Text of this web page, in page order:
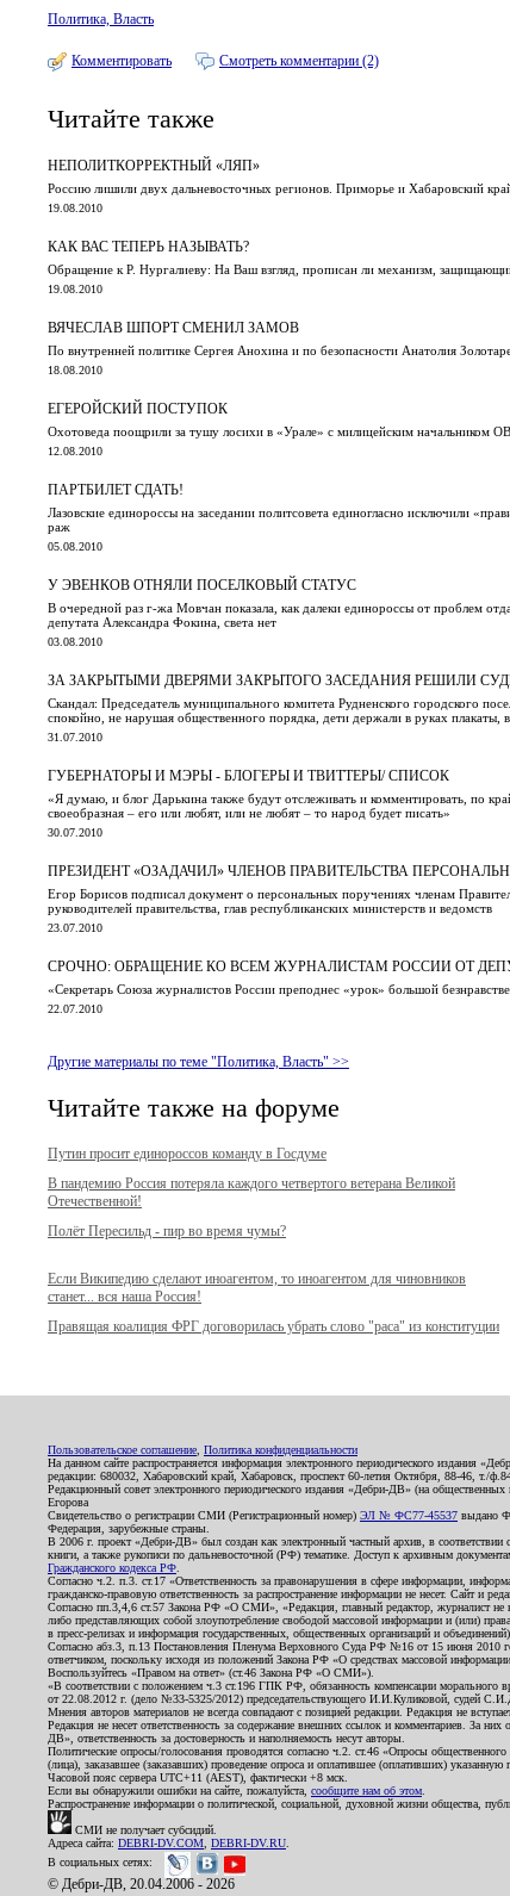
Политика, Власть
Комментировать Смотреть комментарии (2)
Читайте также
НЕПОЛИТКОРРЕКТНЫЙ «ЛЯП»
Россию лишили двух дальневосточных регионов. Приморье и Хабаровский
19.08.2010
КАК ВАС ТЕПЕРЬ НАЗЫВАТЬ?
Обращение к Р. Нургалиеву: На Ваш взгляд, прописан ли механизм,
19.08.2010
ВЯЧЕСЛАВ ШПОРТ СМЕНИЛ ЗАМОВ
По внутренней политике Сергея Анохина и по безопасности Анатолия
18.08.2010
ЕГЕРОЙСКИЙ ПОСТУПОК
Охотоведа поощрили за тушу лосихи в «Урале» с милицейским начальником
12.08.2010
ПАРТБИЛЕТ СДАТЬ!
Лазовские единороссы на заседании политсовета единогласно исключили
раж
05.08.2010
У ЭВЕНКОВ ОТНЯЛИ ПОСЕЛКОВЫЙ СТАТУС
В очередной раз г-жа Мовчан показала, как далеки единороссы от проблем
депутата Александра Фокина, света нет
03.08.2010
ЗА ЗАКРЫТЫМИ ДВЕРЯМИ ЗАКРЫТОГО ЗАСЕДАНИЯ РЕШИЛИ
Скандал: Председатель муниципального комитета Рудненского городского
спокойно, не нарушая общественного порядка, дети держали в руках
31.07.2010
ГУБЕРНАТОРЫ И МЭРЫ - БЛОГЕРЫ И ТВИТТЕРЫ/ СПИСОК
«Я думаю, и блог Дарькина также будут отслеживать и комментировать, по
своеобразная – его или любят, или не любят – то народ будет писать»
30.07.2010
ПРЕЗИДЕНТ «ОЗАДАЧИЛ» ЧЛЕНОВ ПРАВИТЕЛЬСТВА
Егор Борисов подписал документ о персональных поручениях членам
руководителей правительства, глав республиканских министерств и ведомств
23.07.2010
СРОЧНО: ОБРАЩЕНИЕ КО ВСЕМ ЖУРНАЛИСТАМ РОССИИ ОТ
«Секретарь Союза журналистов России преподнес «урок» большой
22.07.2010
Другие материалы по теме "Политика, Власть" >>
Читайте также на форуме
Путин просит единороссов команду в Госдуме
В пандемию Россия потеряла каждого четвертого ветерана Великой
Отечественной!
Полёт Пересильд - пир во время чумы?
Если Википедию сделают иноагентом, то иноагентом для чиновников
станет... вся наша Россия!
Правящая коалиция ФРГ договорилась убрать слово "раса" из конституции
Пользовательское соглашение Политика конфиденциальности
На данном сайте распространяется информация электронного периодического
редакции: 680032, Хабаровский край, Хабаровск, проспект 60-летия Октября, 88-46, т./
Редакционный совет электронного периодического издания «Дебри-ДВ» (на
Егорова
Свидетельство о регистрации СМИ (Регистрационный номер) ЭЛ № ФС77-45537 выдано
Федерация, зарубежные страны.
В 2006 г. проект «Дебри-ДВ» был создан как электронный частный архив, в соответствии с
книги, а также рукописи по дальневосточной (РФ) тематике. Доступ к архивным
Гражданского кодекса РФ
Согласно ч.2. п.3. ст.17 «Ответственность за правонарушения в сфере информации,
гражданско-правовую ответственность за распространение информации не несет. Сайт и
Согласно пп.3,4,6 ст.57 Закона РФ «О СМИ», «Редакция, главный редактор, журналист не
либо представляющих собой злоупотребление свободой массовой информации и (или)
в пресс-релизах и информация государственных, общественных организаций и
Согласно абз.3, п.13 Постановления Пленума Верховного Суда РФ №16 от 15 июня 2010
ответчиком, поскольку исходя из положений Закона РФ «О средствах массовой
Воспользуйтесь «Правом на ответ» (ст.46 Закона РФ «О СМИ»).
«В соответствии с положением ч.3 ст.196 ГПК РФ, обязанность компенсации морального
от 22.08.2012 г. (дело №33-5325/2012) председательствующего И.И.Куликовой, судей
Мнения авторов материалов не всегда совпадают с позицией редакции. Редакция не
Редакция не несет ответственность за содержание внешних ссылок и комментариев. За
ДВ», ответственность за достоверность и наполняемость несут авторы.
Политические опросы/голосования проводятся согласно ч.2. ст.46 «Опросы
(лица), заказавшее (заказавших) проведение опроса и оплатившее (оплативших)
Часовой пояс сервера UTC+11 (AEST), фактически +8 мск.
Если вы обнаружили ошибки на сайте, пожалуйста, сообщите нам об этом
Распространение информации о политической, социальной, духовной жизни общества,
СМИ не получает субсидий.
Адреса сайта: DEBRI-DV.COM DEBRI-DV.RU
В социальных сетях:
© Дебри-ДВ, 20.04.2006 - 2026